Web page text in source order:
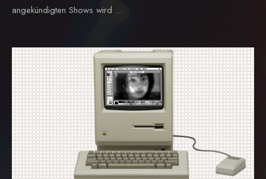
angekündigten Shows wird ...